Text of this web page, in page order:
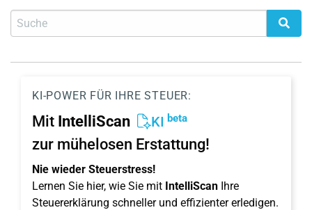
KI-POWER FÜR IHRE STEUER:
Mit IntelliScan KI beta
zur mühelosen Erstattung!
Nie wieder Steuerstress!
Lernen Sie hier, wie Sie mit IntelliScan Ihre
Steuererklärung schneller und effizienter erledigen.